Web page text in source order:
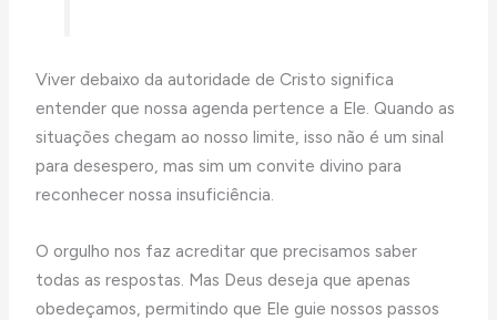
Viver debaixo da autoridade de Cristo significa
entender que nossa agenda pertence a Ele. Quando as
situações chegam ao nosso limite, isso não é um sinal
para desespero, mas sim um convite divino para
reconhecer nossa insuficiência.
O orgulho nos faz acreditar que precisamos saber
todas as respostas. Mas Deus deseja que apenas
obedeçamos, permitindo que Ele guie nossos passos